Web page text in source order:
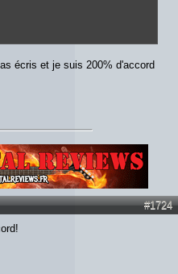
écris et je suis 200% d'accord
#1724